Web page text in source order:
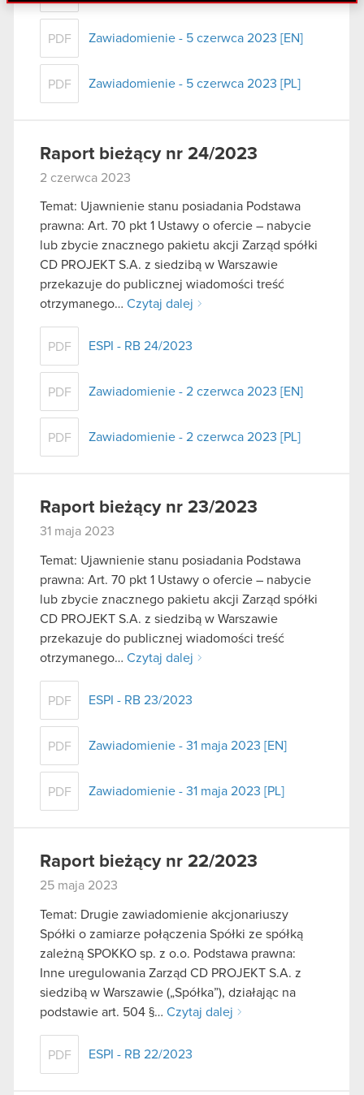
danymi otrzymanymi od Ciebie lub uzyskanymi
podczas korzystania z ich usług. Kontynuując
korzystanie z naszej witryny, zgadasz się na
używanie plików cookie.
PDF Zawiadomienie - 5 czerwca 2023 [EN]
PDF Zawiadomienie - 5 czerwca 2023 [PL]
Raport bieżący nr 24/2023
2 czerwca 2023
Temat: Ujawnienie stanu posiadania Podstawa
prawna: Art. 70 pkt 1 Ustawy o ofercie – nabycie
lub zbycie znacznego pakietu akcji Zarząd spółki
CD PROJEKT S.A. z siedzibą w Warszawie
przekazuje do publicznej wiadomości treść
otrzymanego… Czytaj dalej
PDF ESPI - RB 24/2023
PDF Zawiadomienie - 2 czerwca 2023 [EN]
PDF Zawiadomienie - 2 czerwca 2023 [PL]
Raport bieżący nr 23/2023
31 maja 2023
Temat: Ujawnienie stanu posiadania Podstawa
prawna: Art. 70 pkt 1 Ustawy o ofercie – nabycie
lub zbycie znacznego pakietu akcji Zarząd spółki
CD PROJEKT S.A. z siedzibą w Warszawie
przekazuje do publicznej wiadomości treść
otrzymanego… Czytaj dalej
PDF ESPI - RB 23/2023
PDF Zawiadomienie - 31 maja 2023 [EN]
PDF Zawiadomienie - 31 maja 2023 [PL]
Raport bieżący nr 22/2023
25 maja 2023
Temat: Drugie zawiadomienie akcjonariuszy
Spółki o zamiarze połączenia Spółki ze spółką
zależną SPOKKO sp. z o.o. Podstawa prawna:
Inne uregulowania Zarząd CD PROJEKT S.A. z
siedzibą w Warszawie („Spółka”), działając na
podstawie art. 504 §… Czytaj dalej
PDF ESPI - RB 22/2023